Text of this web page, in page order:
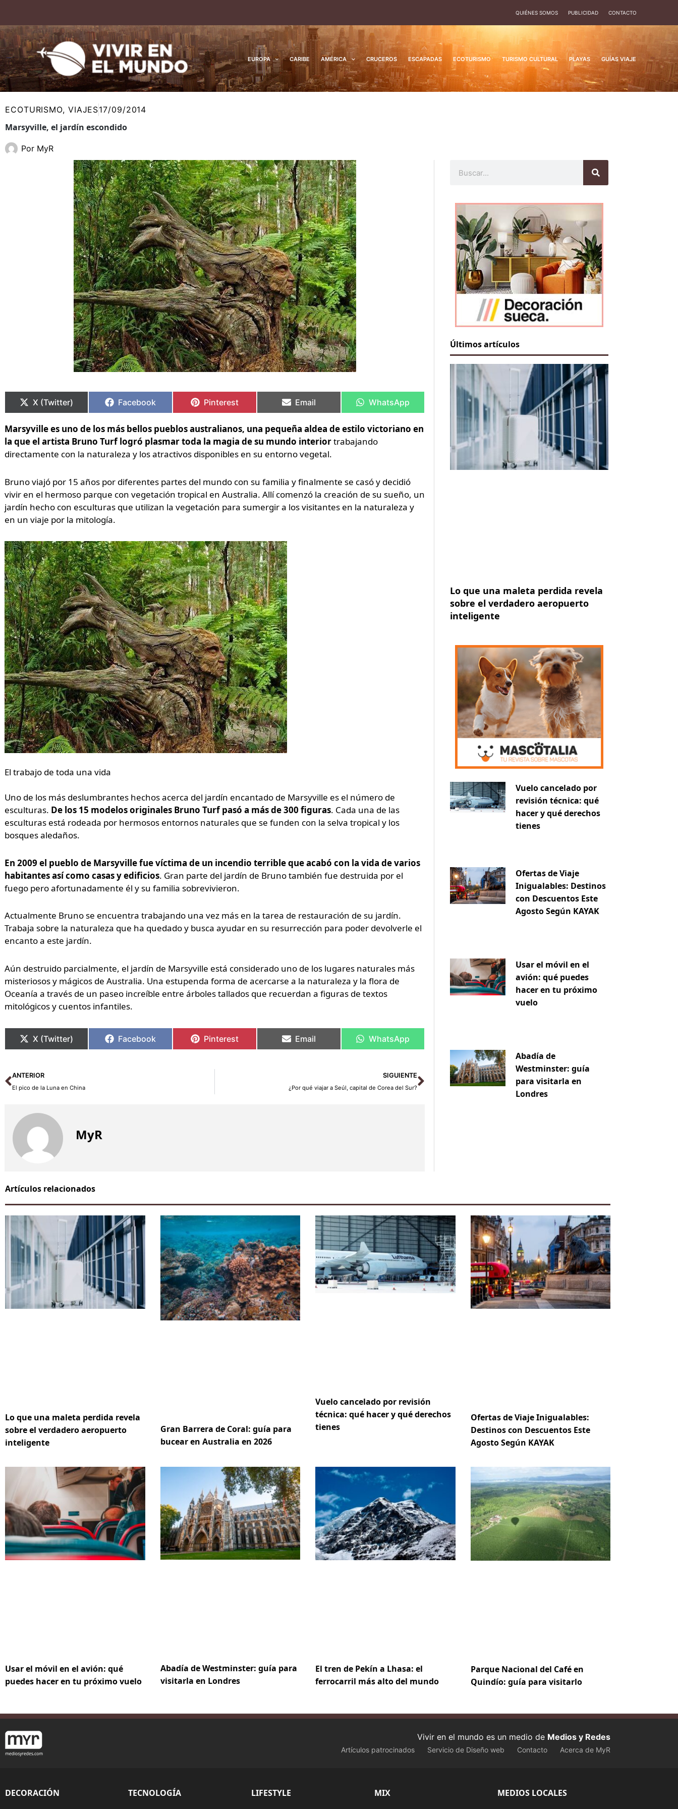
contenido
QUIÉNES SOMOS PUBLICIDAD CONTACTO
EUROPA CARIBE AMÉRICA CRUCEROS ESCAPADAS ECOTURISMO TURISMO CULTURAL PLAYAS GUÍAS VIAJE
ECOTURISMO, VIAJES17/09/2014
Marsyville, el jardín escondido
Por MyR
en
X (Twitter)
en
Facebook
en
Pinterest
en
Email
en
WhatsApp
Marsyville es uno de los más bellos pueblos australianos, una pequeña aldea de estilo victoriano en
la que el artista Bruno Turf logró plasmar toda la magia de su mundo interiortrabajando
directamente con la naturaleza y los atractivos disponibles en su entorno vegetal.
Bruno viajó por 15 años por diferentes partes del mundo con su familia y finalmente se casó y decidió
vivir en el hermoso parque con vegetación tropical en Australia. Allí comenzó la creación de su sueño, un
jardín hecho con esculturas que utilizan la vegetación para sumergir a los visitantes en la naturaleza y
en un viaje por la mitología.
El trabajo de toda una vida
Uno de los más deslumbrantes hechos acerca del jardín encantado de Marsyville es el número de
esculturas. De los 15 modelos originales Bruno Turf pasó a más de 300 figuras. Cada una de las
esculturas está rodeada por hermosos entornos naturales que se funden con la selva tropical y los
bosques aledaños.
En 2009 el pueblo de Marsyville fue víctima de un incendio terrible que acabó con la vida de varios
habitantes así como casas y edificios. Gran parte del jardín de Bruno también fue destruida por el
fuego pero afortunadamente él y su familia sobrevivieron.
Actualmente Bruno se encuentra trabajando una vez más en la tarea de restauración de su jardín.
Trabaja sobre la naturaleza que ha quedado y busca ayudar en su resurrección para poder devolverle el
encanto a este jardín.
Aún destruido parcialmente, el jardín de Marsyville está considerado uno de los lugares naturales más
misteriosos y mágicos de Australia. Una estupenda forma de acercarse a la naturaleza y la flora de
Oceanía a través de un paseo increíble entre árboles tallados que recuerdan a figuras de textos
mitológicos y cuentos infantiles.
en
X (Twitter)
en
Facebook
en
Pinterest
en
Email
en
WhatsApp
Ant
ANTERIOR
El pico de la Luna en China
SIGUIENTE
¿Por qué viajar a Seúl, capital de Corea del Sur?
Siguiente
MyR
Últimos artículos
Lo que una maleta perdida revela
sobre el verdadero aeropuerto
inteligente
Vuelo cancelado por
revisión técnica: qué
hacer y qué derechos
tienes
Ofertas de Viaje
Inigualables: Destinos
con Descuentos Este
Agosto Según KAYAK
Usar el móvil en el
avión: qué puedes
hacer en tu próximo
vuelo
Abadía de
Westminster: guía
para visitarla en
Londres
Artículos relacionados
Lo que una maleta perdida revela
sobre el verdadero aeropuerto
inteligente
Gran Barrera de Coral: guía para
bucear en Australia en 2026
Vuelo cancelado por revisión
técnica: qué hacer y qué derechos
tienes
Ofertas de Viaje Inigualables:
Destinos con Descuentos Este
Agosto Según KAYAK
Usar el móvil en el avión: qué
puedes hacer en tu próximo vuelo
Abadía de Westminster: guía para
visitarla en Londres
El tren de Pekín a Lhasa: el
ferrocarril más alto del mundo
Parque Nacional del Café en
Quindío: guía para visitarlo
Vivir en el mundo es un medio de Medios y Redes
Artículos patrocinados Servicio de Diseño web Contacto Acerca de MyR
DECORACIÓN TECNOLOGÍA LIFESTYLE MIX MEDIOS LOCALES